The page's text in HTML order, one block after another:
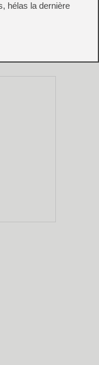
hélas la dernière